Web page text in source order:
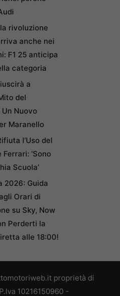
rivoluzione
anche nei
F1 25 anticipa
categoria
a
del
Nuovo
Maranello
l’Uso del
‘Sono
Scuola’
2026: Guida
Orari di
su Sky, Now
Perderti la
alle 18:00!
proprietà di
10216150960 -